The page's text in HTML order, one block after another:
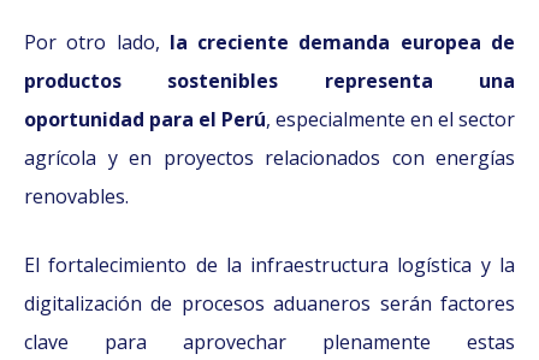
Por otro lado, la creciente demanda europea de
productos sostenibles representa una
oportunidad para el Perú, especialmente en el sector
agrícola y en proyectos relacionados con energías
renovables.
El fortalecimiento de la infraestructura logística y la
digitalización de procesos aduaneros serán factores
clave para aprovechar plenamente estas